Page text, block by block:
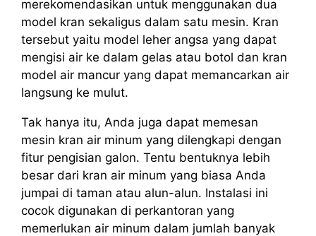
merekomendasikan untuk menggunakan dua
model kran sekaligus dalam satu mesin. Kran
tersebut yaitu model leher angsa yang dapat
mengisi air ke dalam gelas atau botol dan kran
model air mancur yang dapat memancarkan air
langsung ke mulut.
Tak hanya itu, Anda juga dapat memesan
mesin kran air minum yang dilengkapi dengan
fitur pengisian galon. Tentu bentuknya lebih
besar dari kran air minum yang biasa Anda
jumpai di taman atau alun-alun. Instalasi ini
cocok digunakan di perkantoran yang
memerlukan air minum dalam jumlah banyak